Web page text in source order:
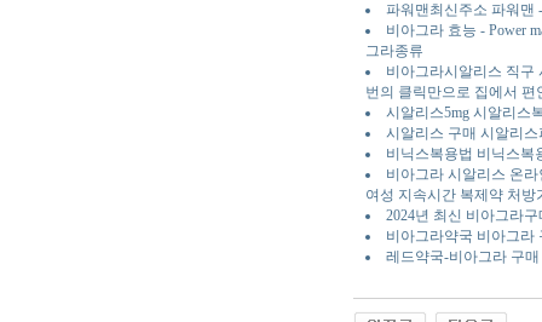
파워맨최신주소 파워맨
비아그라 효능 - Power
그라종류
비아그라시알리스 직구
번의 클릭만으로 집에서
시알리스5mg 시알리스
시알리스 구매 시알리
비닉스복용법 비닉스복
비아그라 시알리스 온
여성 지속시간 복제약 처방
2024년 최신 비아그라
비아그라약국 비아그라
레드약국-비아그라 구